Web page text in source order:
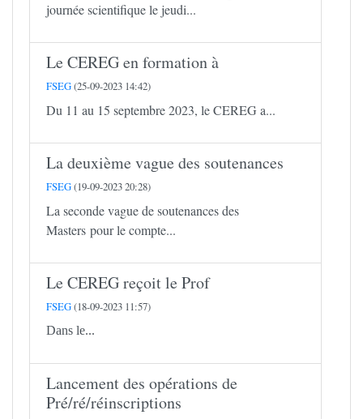
journée scientifique le jeudi...
Le CEREG en formation à
FSEG(25-09-2023 14:42)
Du 11 au 15 septembre 2023, le CEREG a...
La deuxième vague des soutenances
FSEG(19-09-2023 20:28)
La seconde vague de soutenances des
Masters pour le compte...
Le CEREG reçoit le Prof
FSEG(18-09-2023 11:57)
Dans le...
Lancement des opérations de
Pré/ré/réinscriptions